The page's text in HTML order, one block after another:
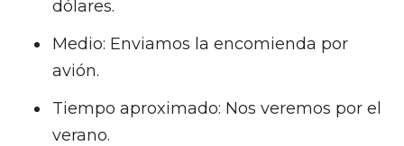
dólares.
Medio: Enviamos la encomienda por
avión.
Tiempo aproximado: Nos veremos por el
verano.